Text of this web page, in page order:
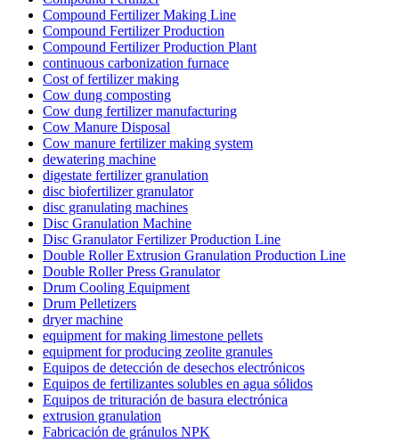
Compound Fertilizer Making Line
Compound Fertilizer Production
Compound Fertilizer Production Plant
continuous carbonization furnace
Cost of fertilizer making
Cow dung composting
Cow dung fertilizer manufacturing
Cow Manure Disposal
Cow manure fertilizer making system
dewatering machine
digestate fertilizer granulation
disc biofertilizer granulator
disc granulating machines
Disc Granulation Machine
Disc Granulator Fertilizer Production Line
Double Roller Extrusion Granulation Production Line
Double Roller Press Granulator
Drum Cooling Equipment
Drum Pelletizers
dryer machine
equipment for making limestone pellets
equipment for producing zeolite granules
Equipos de detección de desechos electrónicos
Equipos de fertilizantes solubles en agua sólidos
Equipos de trituración de basura electrónica
extrusion granulation
Fabricación de gránulos NPK